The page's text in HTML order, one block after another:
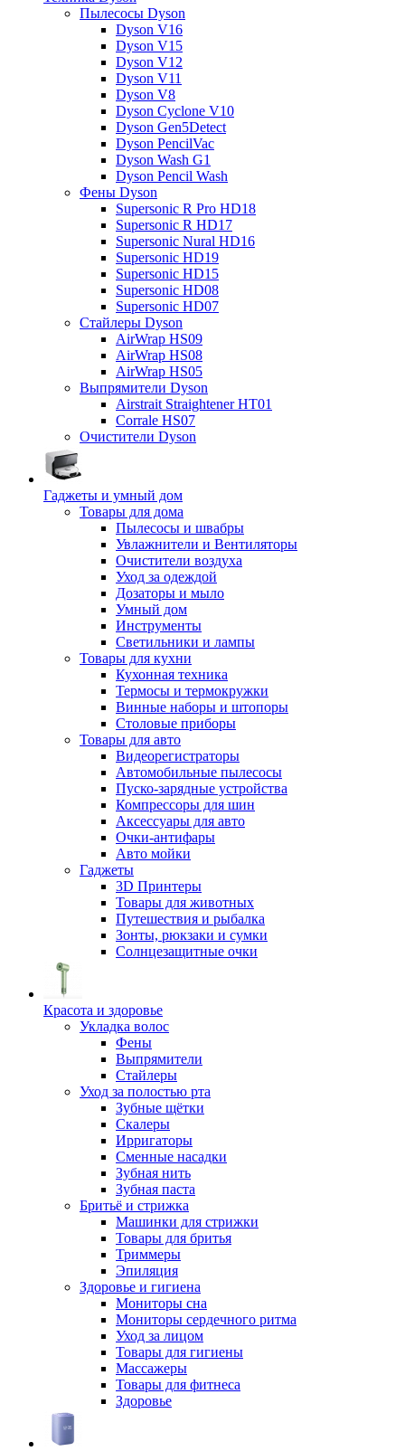
Пылесосы Dyson
Dyson V16
Dyson V15
Dyson V12
Dyson V11
Dyson V8
Dyson Cyclone V10
Dyson Gen5Detect
Dyson PencilVac
Dyson Wash G1
Dyson Pencil Wash
Фены Dyson
Supersonic R Pro HD18
Supersonic R HD17
Supersonic Nural HD16
Supersonic HD19
Supersonic HD15
Supersonic HD08
Supersonic HD07
Стайлеры Dyson
AirWrap HS09
AirWrap HS08
AirWrap HS05
Выпрямители Dyson
Airstrait Straightener HT01
Corrale HS07
Очистители Dyson
Гаджеты и умный дом
Товары для дома
Пылесосы и швабры
Увлажнители и Вентиляторы
Очистители воздуха
Уход за одеждой
Дозаторы и мыло
Умный дом
Инструменты
Светильники и лампы
Товары для кухни
Кухонная техника
Термосы и термокружки
Винные наборы и штопоры
Столовые приборы
Товары для авто
Видеорегистраторы
Автомобильные пылесосы
Пуско-зарядные устройства
Компрессоры для шин
Аксессуары для авто
Очки-антифары
Авто мойки
Гаджеты
3D Принтеры
Товары для животных
Путешествия и рыбалка
Зонты, рюкзаки и сумки
Солнцезащитные очки
Красота и здоровье
Укладка волос
Фены
Выпрямители
Стайлеры
Уход за полостью рта
Зубные щётки
Скалеры
Ирригаторы
Сменные насадки
Зубная нить
Зубная паста
Бритьё и стрижка
Машинки для стрижки
Товары для бритья
Триммеры
Эпиляция
Здоровье и гигиена
Мониторы сна
Мониторы сердечного ритма
Уход за лицом
Товары для гигиены
Массажеры
Товары для фитнеса
Здоровье